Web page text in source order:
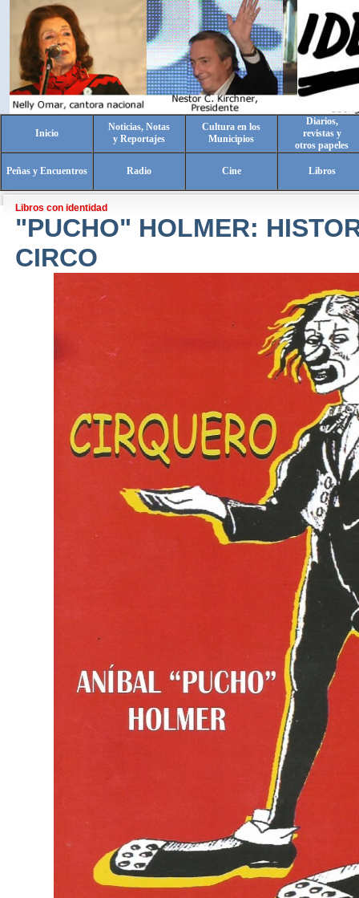
Inicio
Noticias, Notas
y Reportajes
Cultura en los
Municipios
Diarios,
revistas y
otros papeles
Peñas y Encuentros Radio Cine Libros
Libros con identidad
"PUCHO" HOLMER:
CIRCO